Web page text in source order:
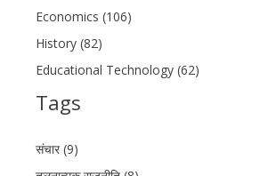
Economics (106)
History (82)
Educational Technology (62)
Tags
संचार (9)